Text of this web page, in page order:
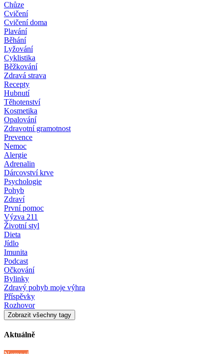
Chůze
Cvičení
Cvičení doma
Plavání
Běhání
Lyžování
Cyklistika
Běžkování
Zdravá strava
Recepty
Hubnutí
Těhotenství
Kosmetika
Opalování
Zdravotní gramotnost
Prevence
Nemoc
Alergie
Adrenalin
Dárcovství krve
Psychologie
Pohyb
Zdraví
První pomoc
Výzva 211
Životní styl
Dieta
Jídlo
Imunita
Podcast
Očkování
Bylinky
Zdravý pohyb moje výhra
Příspěvky
Rozhovor
Zobrazit všechny tagy
Aktuálně